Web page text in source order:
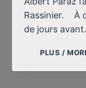
Rassinier. À
de jours
PLUS /